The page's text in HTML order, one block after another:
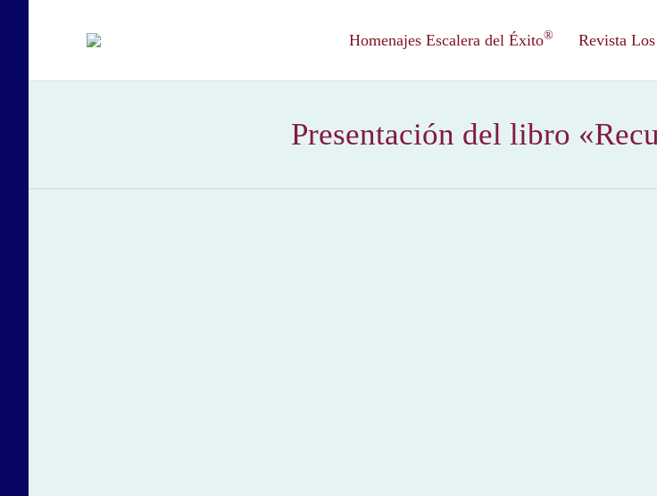
Homenajes Escalera del Éxito® Revista
Presentación del libro